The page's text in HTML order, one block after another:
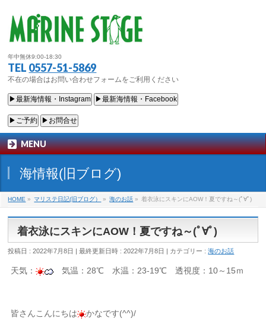
年中無休9:00-18:30
TEL 0557-51-5869
不在の場合はお問い合わせフォームをご利用ください
▶最新海情報・Instagram ▶最新海情報・Facebook
▶ご予約 ▶お問合せ
MENU
海情報(旧ブログ)
HOME » マリステ日記(旧ブログ） » 海のお話 » 着衣泳にスキンにAOW！夏ですね～(ﾟ∀ﾟ)
着衣泳にスキンにAOW！夏ですね～(ﾟ∀ﾟ)
投稿日 : 2022年7月8日 最終更新日時 : 2022年7月8日 カテゴリー :海のお話
天気： 気温：28℃ 水温：23-19℃ 透視度：10～15ｍ
皆さんこんにちは かなです(^^)/